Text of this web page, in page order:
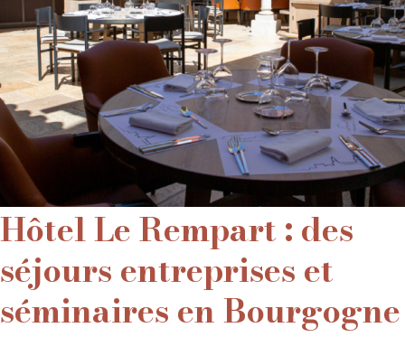
Hôtel Le Rempart : des
séjours entreprises et
séminaires en Bourgogne